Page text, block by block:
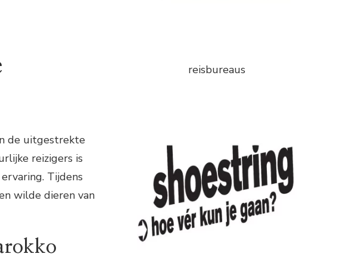
de uitgestrekte
reizigers is
Tijdens
wilde dieren van
reisbureaus